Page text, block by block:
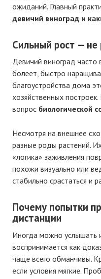
ожиданий. Главный
девичий виноград и
Сильный рост — не
Девичий виноград часто
болеет, быстро
благоустройства дома
хозяйственных
вопрос биологической
Несмотря на внешнее
разные роды растений.
«логика» заживления
похожи визуально или
стабильно срастаться и
Почему попытки
дистанции
Иногда можно услышать
воспринимается как
чаще всего обманчивы.
если условия мягкие.